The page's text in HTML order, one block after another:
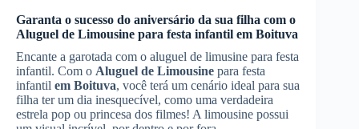
Garanta o sucesso do aniversário da sua filha com o
Aluguel de Limousine para festa infantil em Boituva
Encante a garotada com o aluguel de limusine para festa
infantil. Com o Aluguel de Limousine para festa
infantil em Boituva, você terá um cenário ideal para sua
filha ter um dia inesquecível, como uma verdadeira
estrela pop ou princesa dos filmes! A limousine possui